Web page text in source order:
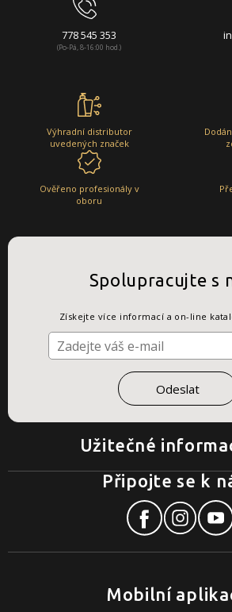
778 545 353
(Po-Pá, 8-16:00 hod.)
Výhradní distributor
uvedených značek
Ověřeno profesionály v
oboru
Užitečné
Spolupracujte s
Získejte více informací a on-line
Mobilní
Připojte se k